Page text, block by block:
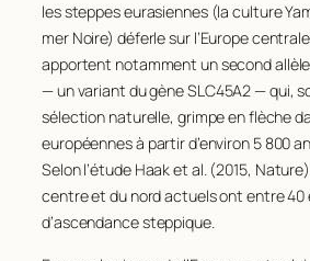
les steppes eurasiennes (la culture
mer Noire) déferle sur l’Europe
apportent notamment un second
— un variant du gèneSLC45A2— qui,
sélection naturelle, grimpe en flèche
européennes à partir d’environ 5 800
Selon l’étude Haak et al. (2015, Nature
centre et du nord actuels ont entre 40
d’ascendance steppique.